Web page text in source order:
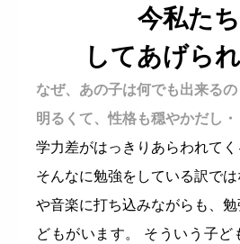
今私た
してあげら
なぜ、あの子は何でも出来るの
明るくて、性格も穏やかだし・
学力差がはっきりあらわれてく
そんなに勉強をしている訳で
や音楽に打ち込みながらも、
どもがいます。 そういう子ど